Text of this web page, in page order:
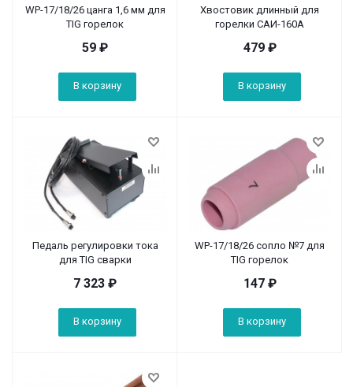
WP-17/18/26 цанга 1,6 мм для
TIG горелок
59 ₽
В корзину
Хвостовик длинный для
горелки САИ-160А
479₽
В корзину
Педаль регулировки тока
для TIG сварки
7 323 ₽
В корзину
WP-17/18/26 сопло №7 для
TIG горелок
147₽
В корзину